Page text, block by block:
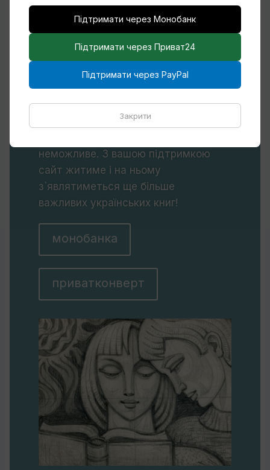
Почитати детальніше про це
можна у розділі Питання та
ласка, діяльність Бібліотеки!
Зробити донат можнана
монобанкучиконверт приват.Є
PatreonіPayPal. Без вашої
підтримки існування Бібліотеки
неможливе. З вашою підтримкою
сайт житиме і на ньому
з`являтиметься ще більше
важливих українських книг!
монобанка
приватконверт
Підтримати через Монобанк
Підтримати через Приват24
Підтримати через PayPal
Закрити